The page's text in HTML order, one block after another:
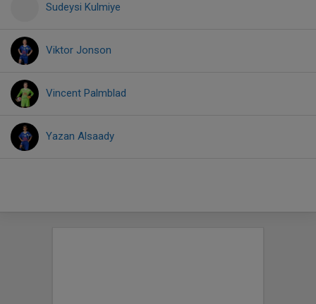
Sudeysi Kulmiye
Viktor Jonson
Vincent Palmblad
Yazan Alsaady